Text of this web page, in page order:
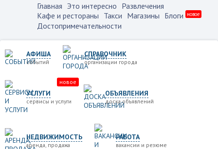
Главная Это интересно Развлечения
Кафе и рестораны Такси Магазины Блоги новое
Достопримечательности
АФИША
событий
СПРАВОЧНИК
организации города
УСЛУГИ
сервисы и услуги
новое
ОБЪЯВЛЕНИЯ
доска объявлений
НЕДВИЖИМОСТЬ
аренда, продажа
РАБОТА
вакансии и резюме